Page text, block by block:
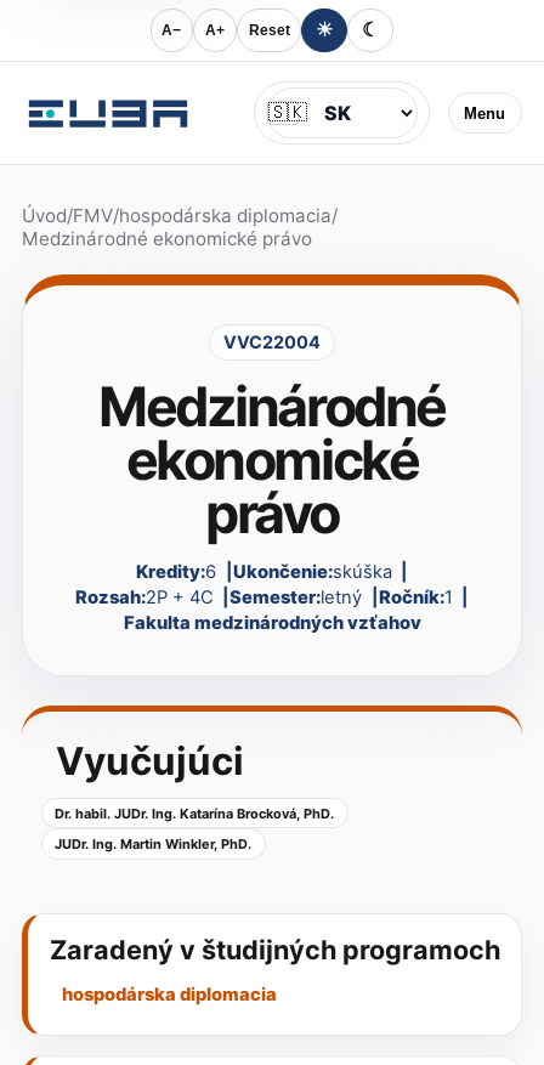
A− A+ Reset ☀ ☾
Menu
Jazyk
🇸🇰
Úvod/FMV/hospodárska diplomacia/
Medzinárodné ekonomické právo
VVC22004
Medzinárodné
ekonomické
právo
Kredity:6 Ukončenie:skúška
Rozsah:2P + 4C Semester:letný Ročník:1
Fakulta medzinárodných vzťahov
Vyučujúci
Dr. habil. JUDr. Ing. Katarína Brocková, PhD.
JUDr. Ing. Martin Winkler, PhD.
Zaradený v študijných programoch
hospodárska diplomacia